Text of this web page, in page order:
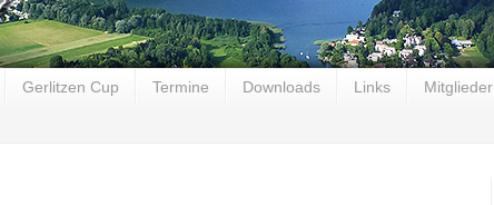
Gerlitzen Cup Termine Downloads Links Mitglieder